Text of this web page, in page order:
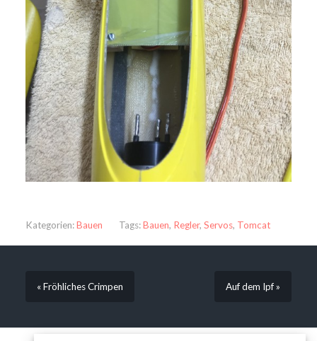
Kategorien:Bauen Tags:Bauen, Regler, Servos, Tomcat
« Fröhliches Crimpen Auf dem Ipf »